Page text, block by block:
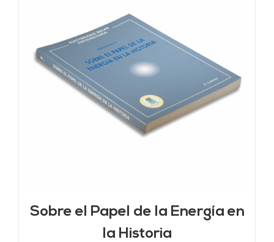
Sobre el Papel de la Energía en
la Historia